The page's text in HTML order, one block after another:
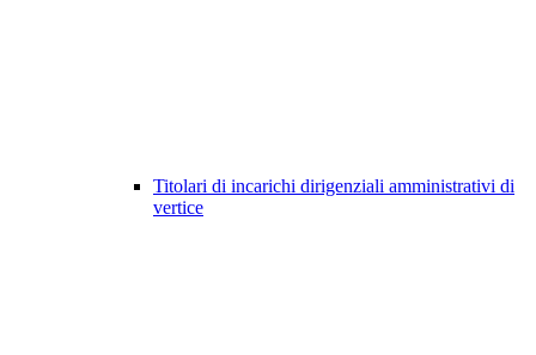
Titolari di incarichi dirigenziali amministrativi di
vertice